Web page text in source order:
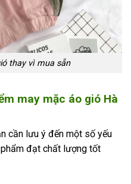
thay vì mua sẵn
may mặc áo gió Hà
cần lưu ý đến một số yếu
đạt chất lượng tốt